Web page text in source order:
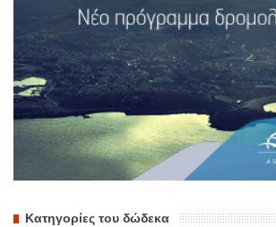
Κατηγορίες του δώδεκα